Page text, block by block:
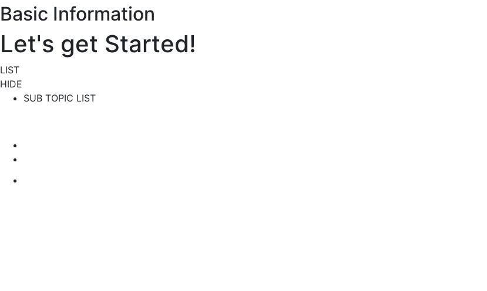
Basic Information
Let's get Started!
LIST
HIDE
SUB TOPIC LIST